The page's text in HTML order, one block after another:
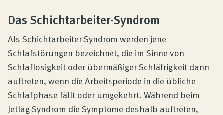
Das Schichtarbeiter-Syndrom
Als Schichtarbeiter-Syndrom werden jene
Schlafstörungen bezeichnet, die im Sinne von
Schlaflosigkeit oder übermäßiger Schläfrigkeit dann
auftreten, wenn die Arbeitsperiode in die übliche
Schlafphase fällt oder umgekehrt. Während beim
Jetlag-Syndrom die Symptome deshalb auftreten,